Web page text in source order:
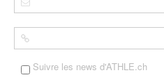
Suivre les news d'ATHLE.ch